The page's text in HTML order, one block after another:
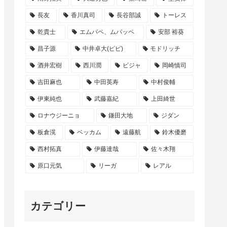
長友 香川真司 長谷部誠 トーレス
乾貴士 エムバペ、ムバッペ 安部 裕葵
昌子源 中井卓大(ピピ) モドリッチ
酒井宏樹 西川潤 ビジャ 岡崎慎司
吉田麻也 中田英寿 中村俊輔
伊東純也 武藤嘉紀 上田綺世
ロナウジーニョ 鎌田大地 ジダン
板倉滉 ベッカム 遠藤航 鈴木優磨
西村拓真 伊藤達哉 佐々木翔
原口元気 リーガ レアル
カテゴリー